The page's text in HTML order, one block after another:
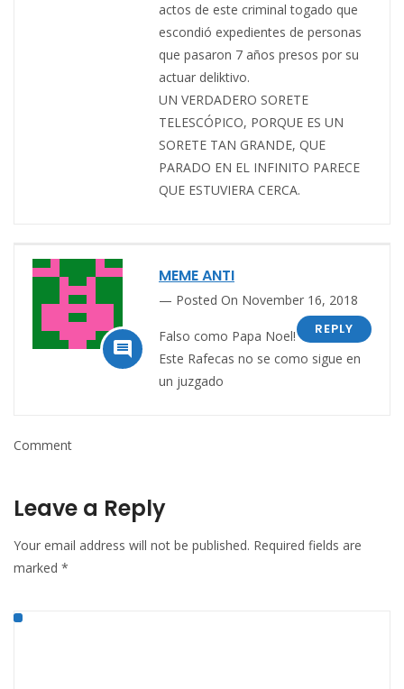
actos de este criminal togado que
escondió expedientes de personas
que pasaron 7 años presos por su
actuar deliktivo.
UN VERDADERO SORETE
TELESCÓPICO, PORQUE ES UN
SORETE TAN GRANDE, QUE
PARADO EN EL INFINITO PARECE
QUE ESTUVIERA CERCA.

MEME ANTI
Posted On November 16, 2018
REPLY
Falso como Papa Noel!
Este Rafecas no se como sigue en
un juzgado
Comment
Leave a Reply
Your email address will not be published. Required fields are
marked *